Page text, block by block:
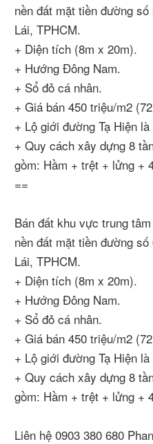
nền đất mặt tiền đường
Lái, TPHCM.
+ Diện tích (8m x 20m).
+ Hướng Đông Nam.
+ Sổ đỏ cá nhân.
+ Giá bán 450 triệu/m2
+ Lộ giới đường Tạ Hiện
+ Quy cách xây dựng 8
gồm: Hầm + trệt + lửng +
==
Bán đất khu vực trung
nền đất mặt tiền đường
Lái, TPHCM.
+ Diện tích (8m x 20m).
+ Hướng Đông Nam.
+ Sổ đỏ cá nhân.
+ Giá bán 450 triệu/m2
+ Lộ giới đường Tạ Hiện
+ Quy cách xây dựng 8
gồm: Hầm + trệt + lửng +
Liên hệ 0903 380 680